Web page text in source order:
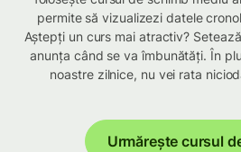
permite să vizualizezi datele
Aștepți un curs mai atractiv?
anunța când se va îmbunătăți. În
noastre zilnice, nu vei rata
Urmărește cursul